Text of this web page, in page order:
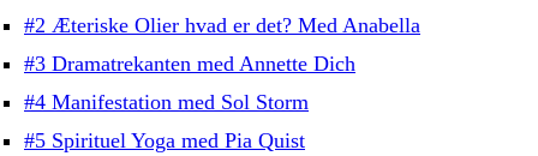
#2 Æteriske Olier hvad er det? Med Anabella
#3 Dramatrekanten med Annette Dich
#4 Manifestation med Sol Storm
#5 Spirituel Yoga med Pia Quist